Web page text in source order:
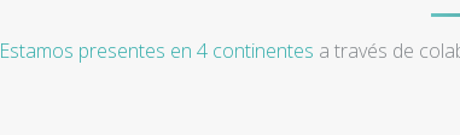
Estamos presentes en 4 continentes a través de